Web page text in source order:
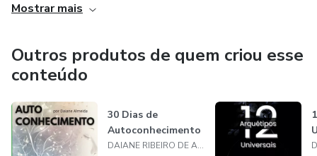
Mostrar mais
Outros produtos de quem criou esse
conteúdo
30 Dias de
Autoconhecimento
DAIANE RIBEIRO DE ALMEIDA